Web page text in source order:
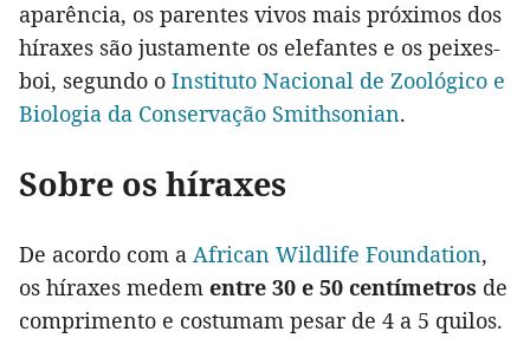
aparência, os parentes vivos mais próximos dos
híraxes são justamente os elefantes e os peixes-
boi, segundo o Instituto Nacional de Zoológico e
Biologia da Conservação Smithsonian.
Sobre os híraxes
De acordo com a African Wildlife Foundation,
os híraxes medem entre 30 e 50 centímetros de
comprimento e costumam pesar de 4 a 5 quilos.